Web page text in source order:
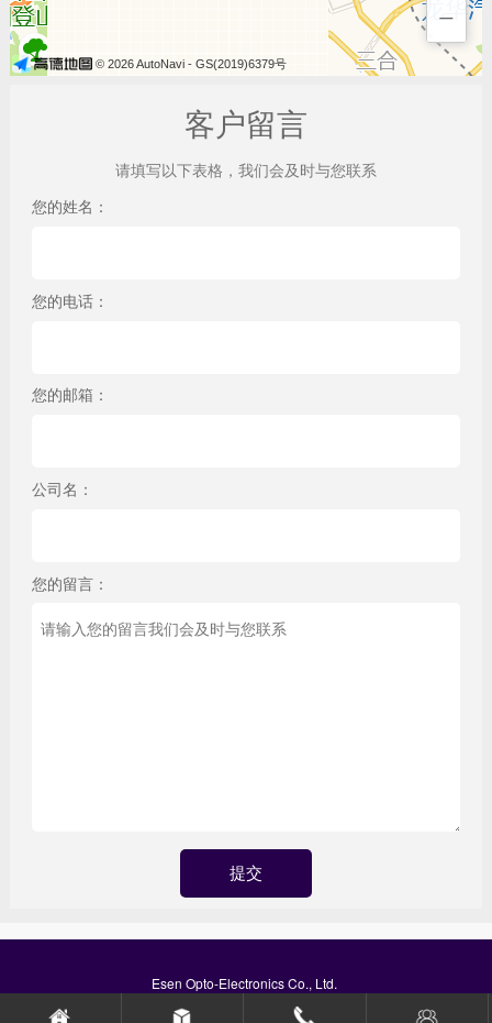
−
© 2026 AutoNavi - GS(2019)6379号
客户留言
请填写以下表格，我们会及时与您联系
您的姓名：
您的电话：
您的邮箱：
公司名：
您的留言：
Esen Opto-Electronics Co., Ltd.